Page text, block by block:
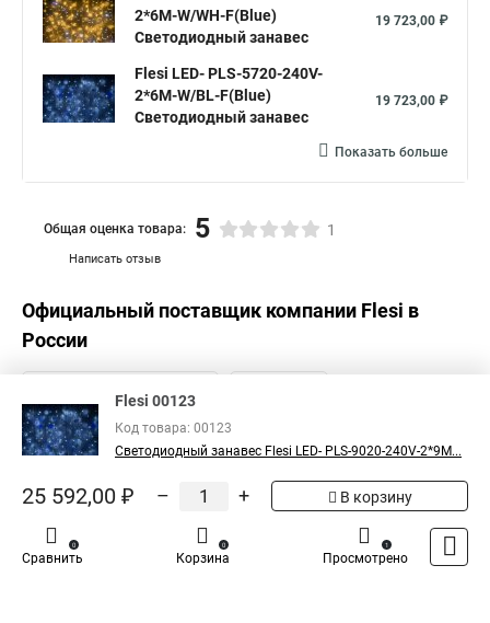
2*6М-W/WH-F(Blue)
Светодиодный занавес
19 723,00 ₽
Flesi LED- PLS-5720-240V-
2*6М-W/BL-F(Blue)
Светодиодный занавес
19 723,00 ₽
Показать больше
Написать отзыв
Общая оценка товара: 5 1
Официальный поставщик компании Flesi в
России
Flesi 00123
Код товара: 00123
Светодиодный занавес Flesi LED- PLS-9020-240V-2*9М...
25 592,00 ₽ – + В корзину
Сравнить
0
Корзина
0
Просмотрено
1